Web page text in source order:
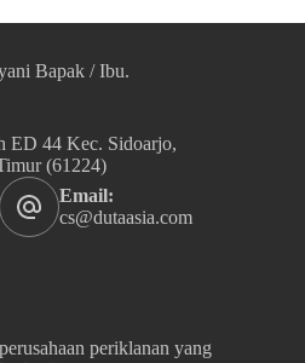
Bapak / Ibu.
ED 44 Kec. Sidoarjo,
(61224)
Email:
cs@dutaasia.com
periklanan yang